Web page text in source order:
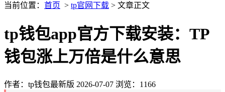
当前位置： 首页 > tp官网下载 > 文章正文
tp钱包app官方下载安装：TP
钱包涨上万倍是什么意思
作者：tp钱包最新版 2026-07-07 浏览：1166